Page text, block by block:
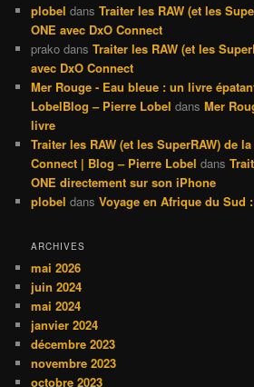
plobel dansTraiter les RAW (et les
ONE avec DxO Connect
prako dansTraiter les RAW (et les
avec DxO Connect
Mer Rouge - Eau bleue : un livre
LobelBlog – Pierre Lobel dansMer
livre
Traiter les RAW (et les SuperRAW) de
Connect | Blog – Pierre Lobel dans
ONE directement sur son iPhone
plobel dansVoyage en Afrique du Sud
ARCHIVES
mai 2026
juin 2024
mai 2024
janvier 2024
décembre 2023
novembre 2023
octobre 2023